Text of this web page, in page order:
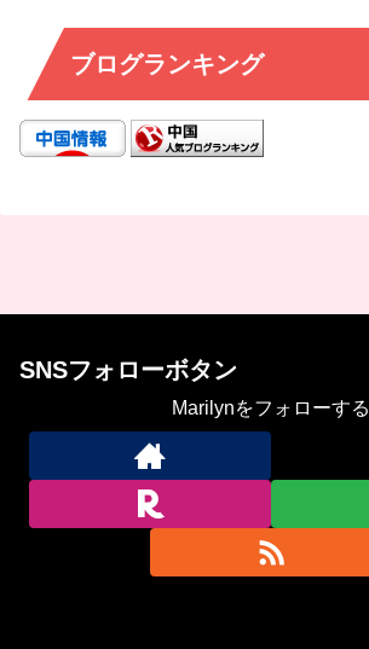
ブログランキング
SNSフォローボタン
Marilynをフォローする